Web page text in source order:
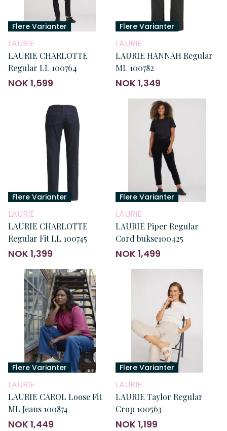
Flere Varianter
LAURIE
LAURIE CHARLOTTE
Regular LL 100764
NOK 1,599
Flere Varianter
LAURIE
LAURIE HANNAH Regular
ML 100782
NOK 1,349
Flere Varianter
LAURIE
LAURIE CHARLOTTE
Regular Fit LL 100745
NOK 1,399
Flere Varianter
LAURIE
LAURIE Piper Regular
Cord bukse100425
NOK 1,499
Flere Varianter
LAURIE
LAURIE CAROL Loose Fit
ML Jeans 100874
NOK 1,449
Flere Varianter
LAURIE
LAURIE Taylor Regular
Crop 100563
NOK 1,199